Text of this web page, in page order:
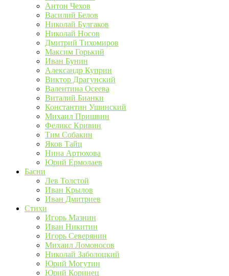
Антон Чехов
Василий Белов
Николай Булгаков
Николай Носов
Дмитрий Тихомиров
Максим Горький
Иван Бунин
Александр Куприн
Виктор Драгунский
Валентина Осеева
Виталий Бианки
Константин Ушинский
Михаил Пришвин
Феликс Кривин
Тим Собакин
Яков Тайц
Нина Артюхова
Юрий Ермолаев
Басни
Лев Толстой
Иван Крылов
Иван Дмитриев
Стихи
Игорь Мазнин
Иван Никитин
Игорь Северянин
Михаил Ломоносов
Николай Заболоцкий
Юрий Могутин
Юрий Коринец